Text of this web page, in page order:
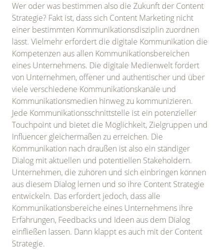
Wer oder was bestimmen also die Zukunft der Content
Strategie? Fakt ist, dass sich Content Marketing nicht
einer bestimmten Kommunikationsdisziplin zuordnen
lässt. Vielmehr erfordert die digitale Kommunikation die
Kompetenzen aus allen Kommunikationsbereichen
eines Unternehmens. Die digitale Medienwelt fordert
von Unternehmen, offener und authentischer und über
viele verschiedene Kommunikationskanäle und
Kommunikationsmedien hinweg zu kommunizieren.
Jede Kommunikationsschnittstelle ist ein potenzieller
Touchpoint und bietet die Möglichkeit, Zielgruppen und
Influencer gleichermaßen zu erreichen. Die
Kommunikation nach draußen ist also ein ständiger
Dialog mit aktuellen und potentiellen Stakeholdern.
Unternehmen, die zuhören und sich einbringen können
aus diesem Dialog lernen und so ihre Content Strategie
entwickeln. Das erfordert jedoch, dass alle
Kommunikationsbereiche eines Unternehmens ihre
Erfahrungen, Feedbacks und Ideen aus dem Dialog
einfließen lassen. Dann klappt es auch mit der Content
Strategie.